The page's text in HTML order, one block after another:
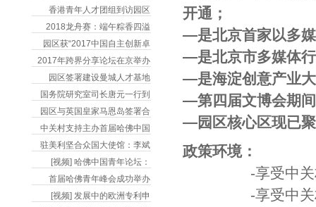
香港青年人才团组到访园区
2018龙舟赛：端午粽香四溢
园区获“2017中国自主创新卓
2017年跨界分享论坛在京举办
园区签署建设曼城人才基地
国务院研究室司长唐元一行到
园区与英国皇家马恩岛签署合
中关村支持主办首届哈佛中国
驻美利坚合众国大使馆：李斌
[视频] 哈佛中国青年论坛：
首届哈佛青年峰会成功举办
[视频] 发展中的欧洲专利申
开通；
―是北京首家以多
―是北京市多媒体
―是海淀创意产业
―第四届文博会期
―园区核心区现已
政策环境：
-享受中关村国
-享受中关村国